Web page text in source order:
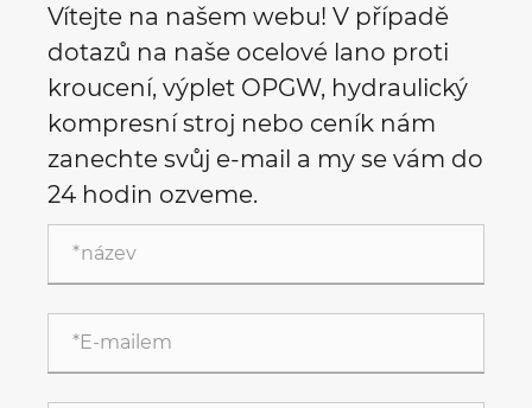
Vítejte na našem webu! V případě
dotazů na naše ocelové lano proti
kroucení, výplet OPGW, hydraulický
kompresní stroj nebo ceník nám
zanechte svůj e-mail a my se vám do
24 hodin ozveme.